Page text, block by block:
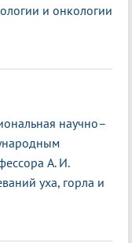
и онкологии
научно–
А. И.
уха, горла и